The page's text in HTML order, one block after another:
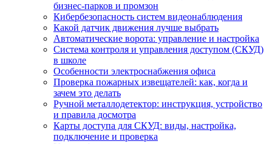
бизнес‑парков и промзон
Кибербезопасность систем видеонаблюдения
Какой датчик движения лучше выбрать
Автоматические ворота: управление и настройка
Система контроля и управления доступом (СКУД)
в школе
Особенности электроснабжения офиса
Проверка пожарных извещателей: как, когда и
зачем это делать
Ручной металлодетектор: инструкция, устройство
и правила досмотра
Карты доступа для СКУД: виды, настройка,
подключение и проверка